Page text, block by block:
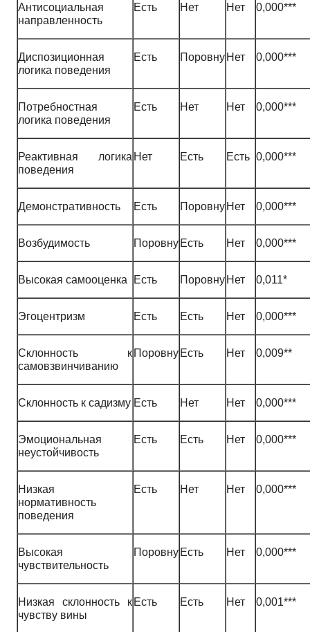
Антисоциальная
направленность
Есть Нет Нет 0,000***
Диспозиционная
логика поведения
Есть Поровну Нет 0,000***
Потребностная
логика поведения
Есть Нет Нет 0,000***
Реактивная логика
поведения
Нет Есть Есть 0,000***
Демонстративность Есть Поровну Нет 0,000***
Возбудимость Поровну Есть Нет 0,000***
Высокая самооценка Есть Поровну Нет 0,011*
Эгоцентризм Есть Есть Нет 0,000***
Склонность к
самовзвинчиванию
Поровну Есть Нет 0,009**
Склонность к садизму Есть Нет Нет 0,000***
Эмоциональная
неустойчивость
Есть Есть Нет 0,000***
Низкая
нормативность
поведения
Есть Нет Нет 0,000***
Высокая
чувствительность
Поровну Есть Нет 0,000***
Низкая склонность к
чувству вины
Есть Есть Нет 0,001***